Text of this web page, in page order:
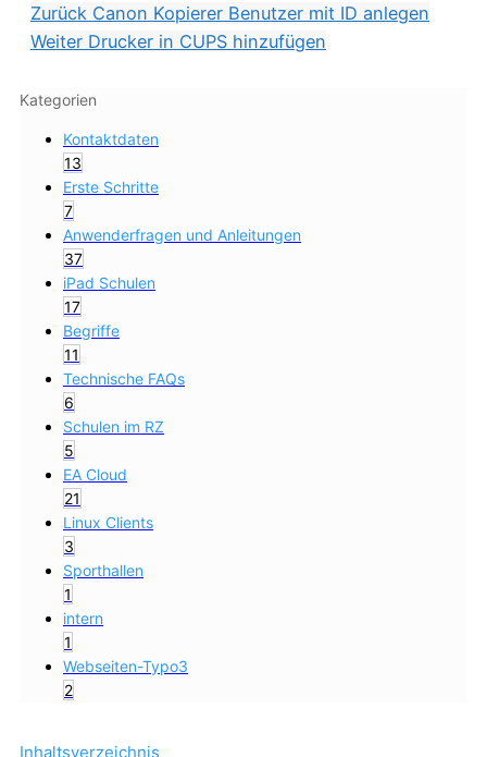
Inhaltsverzeichnis
Zurück Canon Kopierer Benutzer mit ID anlegen
Weiter Drucker in CUPS hinzufügen
Kategorien
Kontaktdaten
13
Erste Schritte
7
Anwenderfragen und Anleitungen
37
iPad Schulen
17
Begriffe
11
Technische FAQs
6
Schulen im RZ
5
EA Cloud
21
Linux Clients
3
Sporthallen
1
intern
1
Webseiten-Typo3
2